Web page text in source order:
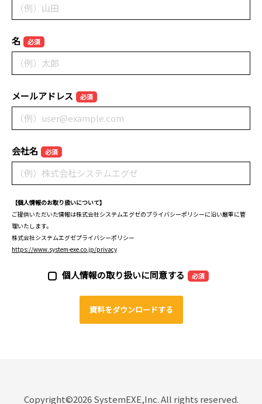
名 必須
メールアドレス 必須
会社名 必須
【個人情報のお取り扱いについて】
ご提供いただいた情報は株式会社システムエグゼのプライバシーポリシーに沿い厳重に管
理いたします。
株式会社システムエグゼプライバシーポリシー
https://www.system-exe.co.jp/privacy
個人情報の取り扱いに同意する 必須
Copyright©2026 SystemEXE,Inc. All rights reserved.